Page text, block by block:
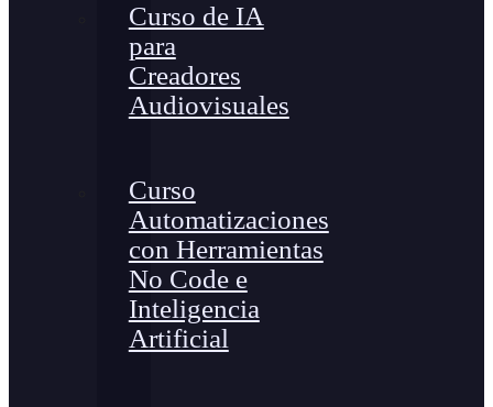
Curso de IA
para
Creadores
Audiovisuales
Curso
Automatizaciones
con Herramientas
No Code e
Inteligencia
Artificial